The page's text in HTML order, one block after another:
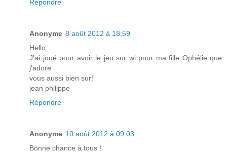
Répondre
Anonyme 8 août 2012 à 18:59
Hello
J'ai joué pour avoir le jeu sur wi pour ma fille Ophélie que
j'adore
vous aussi bien sur!
jean philippe
Répondre
Anonyme 10 août 2012 à 09:03
Bonne chance à tous !